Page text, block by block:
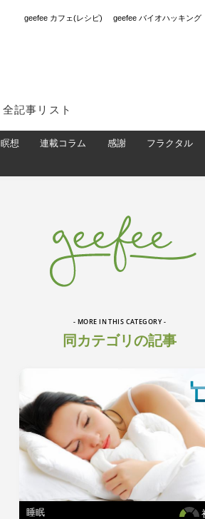
geefee カフェ(レシピ) geefee バイオハッキング
全記事リスト
瞑想 連載コラム 感謝
フラクタル
- MORE IN THIS CATEGORY -
同カテゴリの記事
睡眠